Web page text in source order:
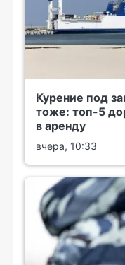
Курение под
тоже: топ-5
в аренду
вчера, 10:33